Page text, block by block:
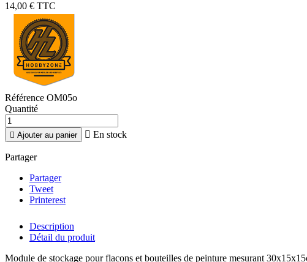
14,00 € TTC
Référence OM05o
Quantité
 Ajouter au panier  En stock
Partager
Partager
Tweet
Printerest
Description
Détail du produit
Module de stockage pour flacons et bouteilles de peinture mesurant